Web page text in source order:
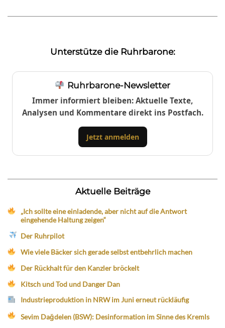
Unterstütze die Ruhrbarone:
Ruhrbarone-Newsletter
Immer informiert bleiben: Aktuelle Texte,
Analysen und Kommentare direkt ins Postfach.
Jetzt anmelden
Aktuelle Beiträge
„Ich sollte eine einladende, aber nicht auf die Antwort
eingehende Haltung zeigen“
Der Ruhrpilot
Wie viele Bäcker sich gerade selbst entbehrlich machen
Der Rückhalt für den Kanzler bröckelt
Kitsch und Tod und Danger Dan
Industrieproduktion in NRW im Juni erneut rückläufig
Sevim Dağdelen (BSW): Desinformation im Sinne des Kremls